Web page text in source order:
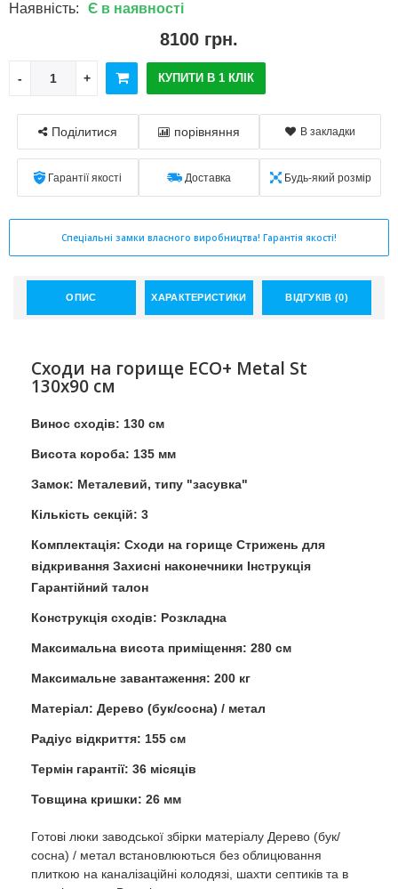
Наявність: Є в наявності
8100 грн.
КУПИТИ В 1 КЛІК
Поділитися порівняння В закладки
Гарантії якості Доставка Будь-який розмір
Спеціальні замки власного виробництва! Гарантія якості!
ОПИС ХАРАКТЕРИСТИКИ ВІДГУКІВ (0)
Сходи на горище ECO+ Metal St
130х90 см
Винос сходів: 130 см
Висота короба: 135 мм
Замок: Металевий, типу "засувка"
Кількість секцій: 3
Комплектація: Сходи на горище Стрижень для
відкривання Захисні наконечники Інструкція
Гарантійний талон
Конструкція сходів: Розкладна
Максимальна висота приміщення: 280 см
Максимальне завантаження: 200 кг
Матеріал: Дерево (бук/сосна) / метал
Радіус відкриття: 155 см
Термін гарантії: 36 місяців
Товщина кришки: 26 мм
Готові люки заводської збірки матеріалу Дерево (бук/
сосна) / метал встановлюються без облицювання
плиткою на каналізаційні колодязі, шахти септиків та в